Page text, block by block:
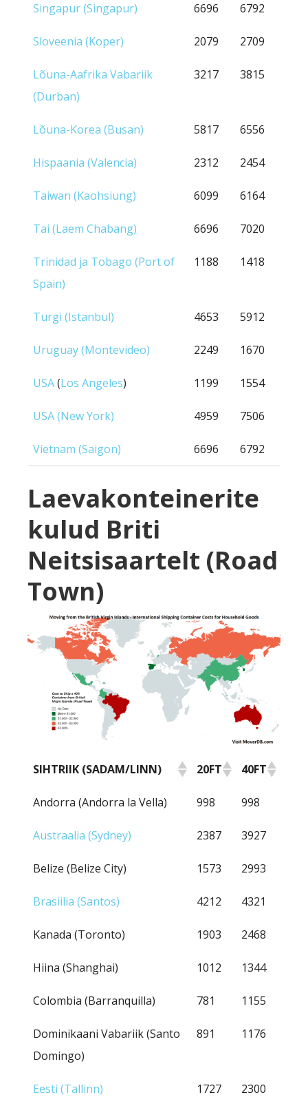
Singapur (Singapur) 6696 6792
Sloveenia (Koper) 2079 2709
Lõuna-Aafrika Vabariik
(Durban)
3217 3815
Lõuna-Korea (Busan) 5817 6556
Hispaania (Valencia) 2312 2454
Taiwan (Kaohsiung) 6099 6164
Tai (Laem Chabang) 6696 7020
Trinidad ja Tobago (Port of
Spain)
1188 1418
Türgi (Istanbul) 4653 5912
Uruguay (Montevideo) 2249 1670
USA(Los Angeles) 1199 1554
USA (New York) 4959 7506
Vietnam (Saigon) 6696 6792
Laevakonteinerite
kulud Briti
Neitsisaartelt (Road
Town)
SIHTRIIK (SADAM/LINN) 20FT
40FT
SIHTRIIK (SADAM/LINN)
20FT 40FT
Andorra (Andorra la Vella) 998 998
Austraalia (Sydney) 2387 3927
Belize (Belize City) 1573 2993
Brasiilia (Santos) 4212 4321
Kanada (Toronto) 1903 2468
Hiina (Shanghai) 1012 1344
Colombia (Barranquilla) 781 1155
Dominikaani Vabariik (Santo
Domingo)
891 1176
Eesti (Tallinn) 1727 2300